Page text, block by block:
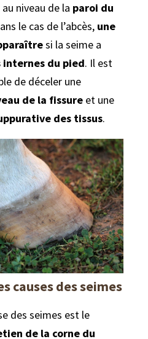
niveau de la paroi du
le cas de l’abcès, une
si la seime a
internes du pied. Il est
de déceler une
de la fissure et une
des tissus.
causes des seimes
des seimes est le
de la corne du